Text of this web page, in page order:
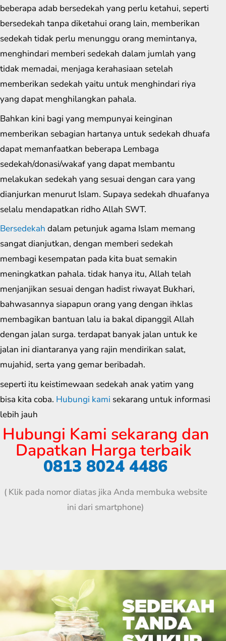
beberapa adab bersedekah yang perlu ketahui, seperti
bersedekah tanpa diketahui orang lain, memberikan
sedekah tidak perlu menunggu orang memintanya,
menghindari memberi sedekah dalam jumlah yang
tidak memadai, menjaga kerahasiaan setelah
memberikan sedekah yaitu untuk menghindari riya
yang dapat menghilangkan pahala.
Bahkan kini bagi yang mempunyai keinginan
memberikan sebagian hartanya untuk sedekah dhuafa
dapat memanfaatkan beberapa Lembaga
sedekah/donasi/wakaf yang dapat membantu
melakukan sedekah yang sesuai dengan cara yang
dianjurkan menurut Islam. Supaya sedekah dhuafanya
selalu mendapatkan ridho Allah SWT.
Bersedekah dalam petunjuk agama Islam memang
sangat dianjutkan, dengan memberi sedekah
membagi kesempatan pada kita buat semakin
meningkatkan pahala. tidak hanya itu, Allah telah
menjanjikan sesuai dengan hadist riwayat Bukhari,
bahwasannya siapapun orang yang dengan ihklas
membagikan bantuan lalu ia bakal dipanggil Allah
dengan jalan surga. terdapat banyak jalan untuk ke
jalan ini diantaranya yang rajin mendirikan salat,
mujahid, serta yang gemar beribadah.
seperti itu keistimewaan sedekah anak yatim yang
bisa kita coba. Hubungi kami sekarang untuk informasi
lebih jauh
Hubungi Kami sekarang dan
Dapatkan Harga terbaik
0813 8024 4486
( Klik pada nomor diatas jika Anda membuka website
ini dari smartphone)